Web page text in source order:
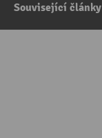
Související články